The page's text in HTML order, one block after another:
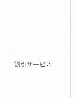
割引サービス